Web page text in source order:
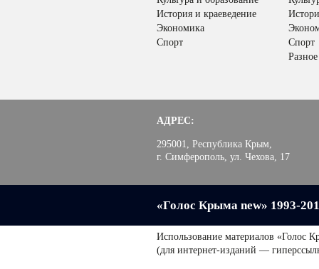
История и краеведение
Экономика
Спорт
Спорт
Разное
АДРЕС:
295001, Республика Крым,
г. Симферополь, ул. Чехова, 17
«Голос Крыма new» 1993-
Использование материалов «Голос
(для интернет-изданий —